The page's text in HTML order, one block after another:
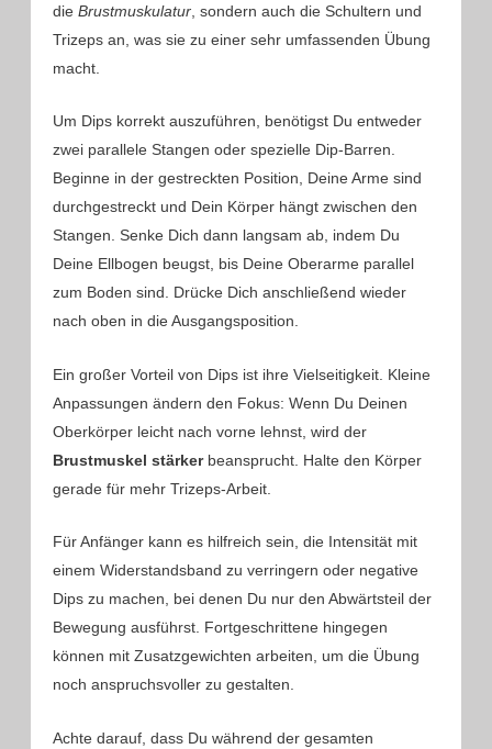
die Brustmuskulatur, sondern auch die Schultern und
Trizeps an, was sie zu einer sehr umfassenden Übung
macht.
Um Dips korrekt auszuführen, benötigst Du entweder
zwei parallele Stangen oder spezielle Dip-Barren.
Beginne in der gestreckten Position, Deine Arme sind
durchgestreckt und Dein Körper hängt zwischen den
Stangen. Senke Dich dann langsam ab, indem Du
Deine Ellbogen beugst, bis Deine Oberarme parallel
zum Boden sind. Drücke Dich anschließend wieder
nach oben in die Ausgangsposition.
Ein großer Vorteil von Dips ist ihre Vielseitigkeit. Kleine
Anpassungen ändern den Fokus: Wenn Du Deinen
Oberkörper leicht nach vorne lehnst, wird der
Brustmuskel stärkerbeansprucht. Halte den Körper
gerade für mehr Trizeps-Arbeit.
Für Anfänger kann es hilfreich sein, die Intensität mit
einem Widerstandsband zu verringern oder negative
Dips zu machen, bei denen Du nur den Abwärtsteil der
Bewegung ausführst. Fortgeschrittene hingegen
können mit Zusatzgewichten arbeiten, um die Übung
noch anspruchsvoller zu gestalten.
Achte darauf, dass Du während der gesamten